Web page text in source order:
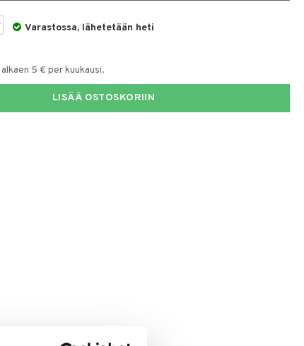
Varastossa, lähetetään heti
5 € per kuukausi.
LISÄÄ OSTOSKORIIN